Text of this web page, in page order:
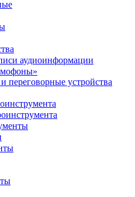
аудиоинформации
переговорные устройства